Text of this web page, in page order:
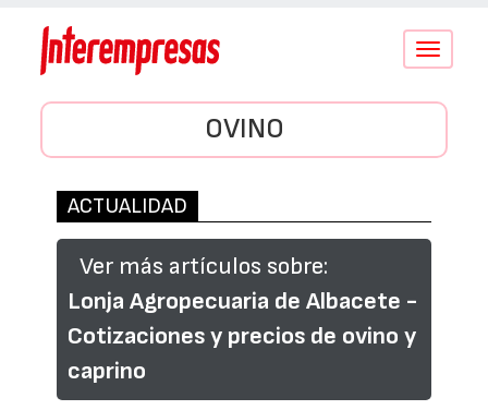
Conmutar
OVINO
ACTUALIDAD
Ver más artículos sobre:
Lonja Agropecuaria de Albacete -
Cotizaciones y precios de ovino y
caprino